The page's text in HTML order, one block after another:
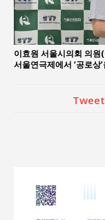
이효원 서울시의회 의
서울연극제에서 ‘공로상
Tweet